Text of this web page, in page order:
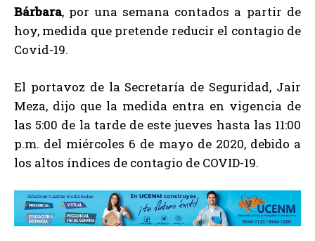
Bárbara, por una semana contados a partir de
hoy, medida que pretende reducir el contagio de
Covid-19.
El portavoz de la Secretaría de Seguridad, Jair
Meza, dijo que la medida entra en vigencia de
las 5:00 de la tarde de este jueves hasta las 11:00
p.m. del miércoles 6 de mayo de 2020, debido a
los altos índices de contagio de COVID-19.